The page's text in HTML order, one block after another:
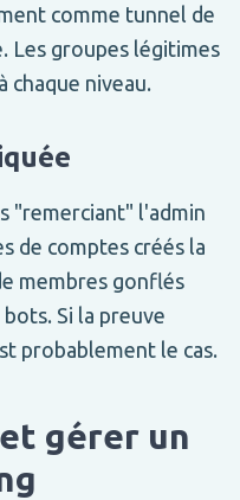
comme tunnel de
Les groupes légitimes
chaque niveau.
"remerciant" l'admin
de comptes créés la
membres gonflés
Si la preuve
probablement le cas.
gérer un